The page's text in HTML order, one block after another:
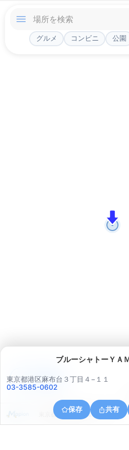
グルメ コンビニ 公園
ブルーシャトーＹＡ
東京都港区麻布台３丁目４−１１
03-3585-0602
保存 共有
東京都港区東麻布１丁目２５
アプリで見る